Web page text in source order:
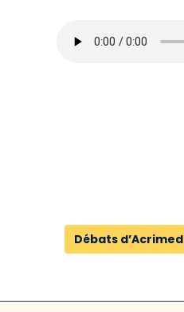
Débats d’Acrimed